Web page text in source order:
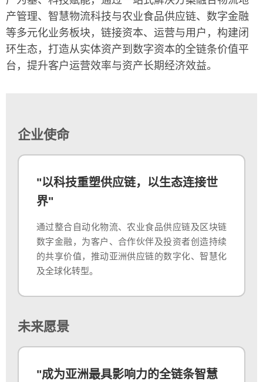
产管理、智慧物流科技与农业食品供应链、数字金融
等多元化业务板块，链接资本、运营与用户，构建闭
环生态，打造从实体资产到数字资本的全链条价值平
台，提升客户运营效率与资产长期经济效益。
企业使命
"以科技重塑供应链，以生态连接世
界"
通过整合自动化物流、农业食品供应链及区块链
数字金融，为客户、合作伙伴及投资者创造持续
的共享价值，推动亚洲供应链的数字化、智慧化
及全球化转型。
未来愿景
"成为亚洲最具影响力的全链条智慧